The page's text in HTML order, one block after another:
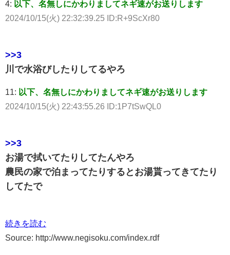
4: 以下、名無しにかわりましてネギ速がお送りします
2024/10/15(火) 22:32:39.25 ID:R+9ScXr80
>>3
川で水浴びしたりしてるやろ
11: 以下、名無しにかわりましてネギ速がお送りします
2024/10/15(火) 22:43:55.26 ID:1P7tSwQL0
>>3
お湯で拭いてたりしてたんやろ
農民の家で泊まってたりするとお湯貰ってきてたり
してたで
続きを読む
Source: http://www.negisoku.com/index.rdf